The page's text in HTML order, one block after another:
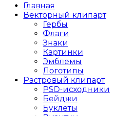
Главная
Векторный клипарт
Гербы
Флаги
Знаки
Картинки
Эмблемы
Логотипы
Растровый клипарт
PSD-исходники
Бейджи
Буклеты